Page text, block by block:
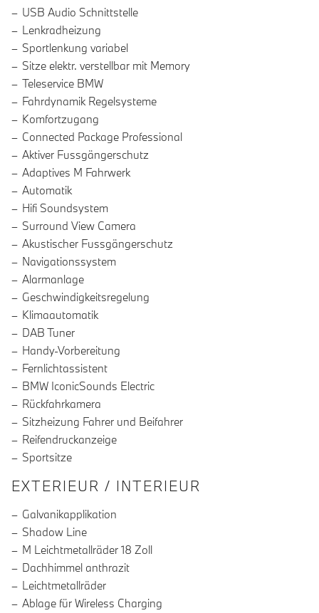
USB Audio Schnittstelle
Lenkradheizung
Sportlenkung variabel
Sitze elektr. verstellbar mit Memory
Teleservice BMW
Fahrdynamik Regelsysteme
Komfortzugang
Connected Package Professional
Aktiver Fussgängerschutz
Adaptives M Fahrwerk
Automatik
Hifi Soundsystem
Surround View Camera
Akustischer Fussgängerschutz
Navigationssystem
Alarmanlage
Geschwindigkeitsregelung
Klimaautomatik
DAB Tuner
Handy-Vorbereitung
Fernlichtassistent
BMW IconicSounds Electric
Rückfahrkamera
Sitzheizung Fahrer und Beifahrer
Reifendruckanzeige
Sportsitze
EXTERIEUR / INTERIEUR
Galvanikapplikation
Shadow Line
M Leichtmetallräder 18 Zoll
Dachhimmel anthrazit
Leichtmetallräder
Ablage für Wireless Charging